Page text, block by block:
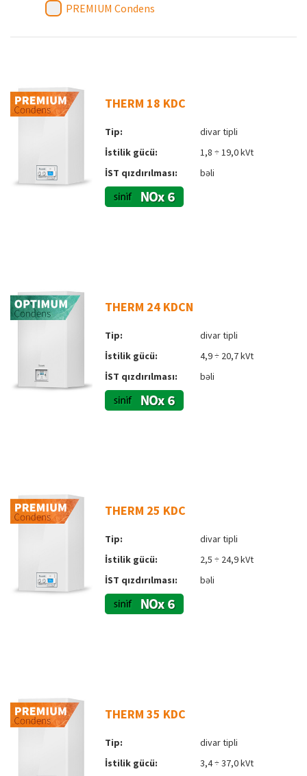
PREMIUM Condens
THERM 18 KDC
Tip:
divar tipli
İstilik gücü:
1,8 ÷ 19,0 kVt
İST qızdırılması:
bəli
THERM 24 KDCN
Tip:
divar tipli
İstilik gücü:
4,9 ÷ 20,7 kVt
İST qızdırılması:
bəli
THERM 25 KDC
Tip:
divar tipli
İstilik gücü:
2,5 ÷ 24,9 kVt
İST qızdırılması:
bəli
THERM 35 KDC
Tip:
divar tipli
İstilik gücü:
3,4 ÷ 37,0 kVt